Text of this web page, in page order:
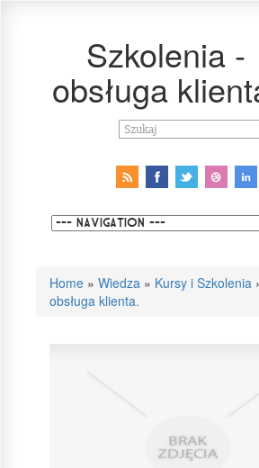
Szkolenia -
obsługa
Home » Wiedza » Kursy i Szkolenia
obsługa klienta.